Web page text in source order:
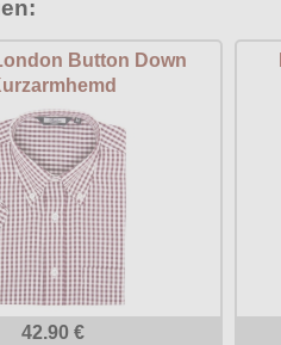
Button Down
42.90 €